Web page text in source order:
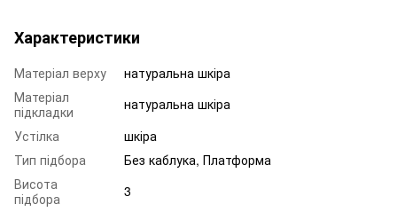
Характеристики
Матеріал верху
натуральна шкіра
Матеріал
підкладки
натуральна шкіра
Устілка
шкіра
Тип підбора
Без каблука, Платформа
Висота
підбора
3